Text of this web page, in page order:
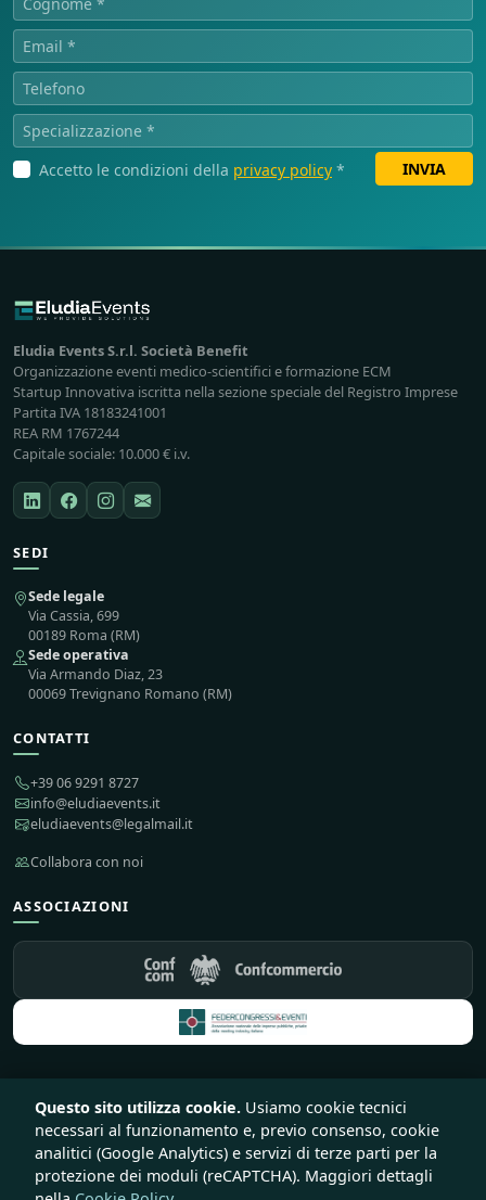
Accetto le condizioni della privacy policy * INVIA
Eludia Events S.r.l. Società Benefit
Organizzazione eventi medico-scientifici e formazione ECM
Startup Innovativa iscritta nella sezione speciale del Registro Imprese
Partita IVA 18183241001
REA RM 1767244
Capitale sociale: 10.000 € i.v.
SEDI
Sede legale
Via Cassia, 699
00189 Roma (RM)
Sede operativa
Via Armando Diaz, 23
00069 Trevignano Romano (RM)
CONTATTI
+39 06 9291 8727
info@eludiaevents.it
eludiaevents@legalmail.it
Collabora con noi
ASSOCIAZIONI
© 2026 Eludia Events S.r.l. Società Benefit — Tutti i diritti riservati
Sito e piattaforma creata con
♥da
Privacy
Cookie Termini Recesso e rimborsi
Questo sito utilizza cookie. Usiamo cookie tecnici
necessari al funzionamento e, previo consenso, cookie
analitici (Google Analytics) e servizi di terze parti per la
protezione dei moduli (reCAPTCHA). Maggiori dettagli